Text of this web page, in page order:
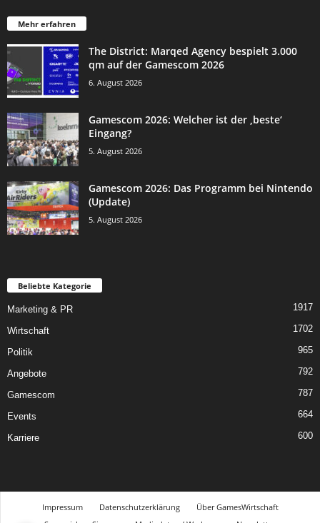
Mehr erfahren
The District: Marqed Agency bespielt 3.000
qm auf der Gamescom 2026
6. August 2026
Gamescom 2026: Welcher ist der ‚beste‘
Eingang?
5. August 2026
Gamescom 2026: Das Programm bei Nintendo
(Update)
5. August 2026
Beliebte Kategorie
Marketing & PR 1917
Wirtschaft 1702
Politik 965
Angebote 792
Gamescom 787
Events 664
Karriere 600
Impressum Datenschutzerklärung
Über GamesWirtschaft